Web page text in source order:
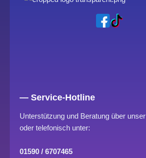
— Service-Hotline
Unterstützung und Beratung über unser
oder telefonisch unter:
01590 / 6707465